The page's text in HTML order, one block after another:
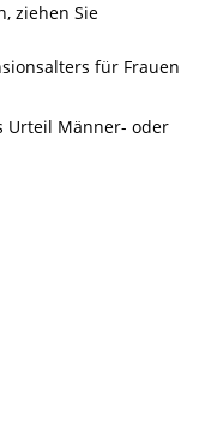
ziehen Sie
für Frauen
Urteil Männer- oder